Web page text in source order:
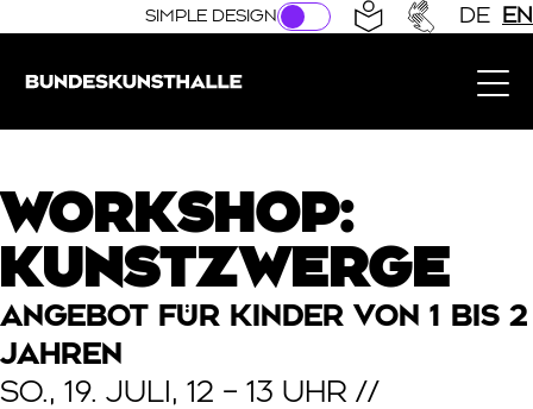
Direkt zur Hauptnavigation springen
Direkt zum Hauptinhalt springen
SIMPLE DESIGN DE EN
WORKSHOP:
KUNSTZWERGE
ANGEBOT FÜR KINDER VON 1 BIS 2
JAHREN
SO., 19. JULI, 12 – 13 UHR //